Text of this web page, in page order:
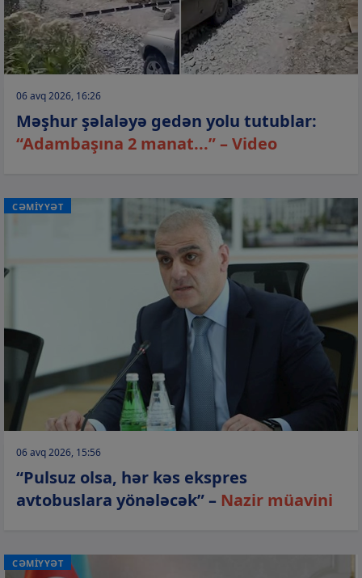
06 avq 2026, 16:26
Məşhur şəlaləyə gedən yolu tutublar:
“Adambaşına 2 manat...” – Video
CƏMİYYƏT
06 avq 2026, 15:56
“Pulsuz olsa, hər kəs ekspres
avtobuslara yönələcək” – Nazir müavini
CƏMİYYƏT